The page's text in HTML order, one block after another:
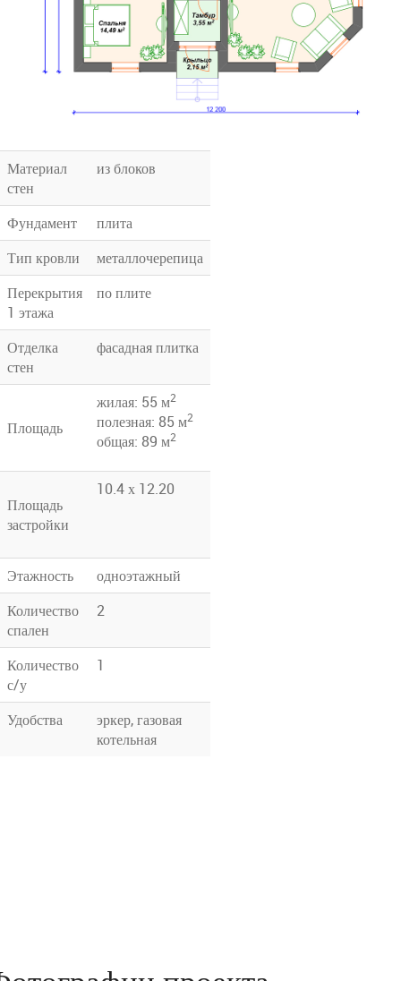
Материал
стен
из блоков
Фундамент
плита
Тип кровли
металлочерепица
Перекрытия
1 этажа
по плите
Отделка
стен
фасадная плитка
Площадь
жилая: 55 м2
полезная: 85 м2
общая: 89 м2
Площадь
застройки
10.4 х 12.20
Этажность
одноэтажный
Количество
спален
2
Количество
с/у
1
Удобства
эркер, газовая
котельная